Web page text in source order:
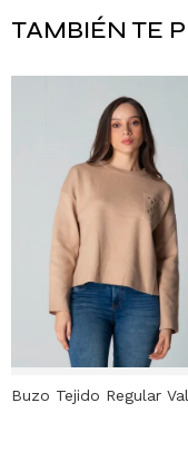
TAMBIÉN TE
Buzo Tejido Regular